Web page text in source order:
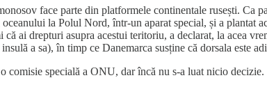
face parte din platformele continentale rusești. Ca
la Polul Nord, într-un aparat special, și a plantat
ai drepturi asupra acestui teritoriu, a declarat, la acea
a sa), în timp ce Danemarca susține că dorsala este
specială a ONU, dar încă nu s-a luat nicio